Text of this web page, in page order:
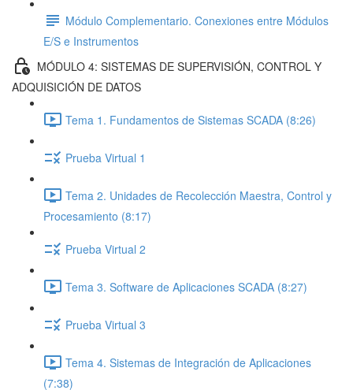
Módulo Complementario. Conexiones entre Módulos
E/S e Instrumentos
MÓDULO 4: SISTEMAS DE SUPERVISIÓN, CONTROL Y
ADQUISICIÓN DE DATOS
Tema 1. Fundamentos de Sistemas SCADA (8:26)
Prueba Virtual 1
Tema 2. Unidades de Recolección Maestra, Control y
Procesamiento (8:17)
Prueba Virtual 2
Tema 3. Software de Aplicaciones SCADA (8:27)
Prueba Virtual 3
Tema 4. Sistemas de Integración de Aplicaciones
(7:38)